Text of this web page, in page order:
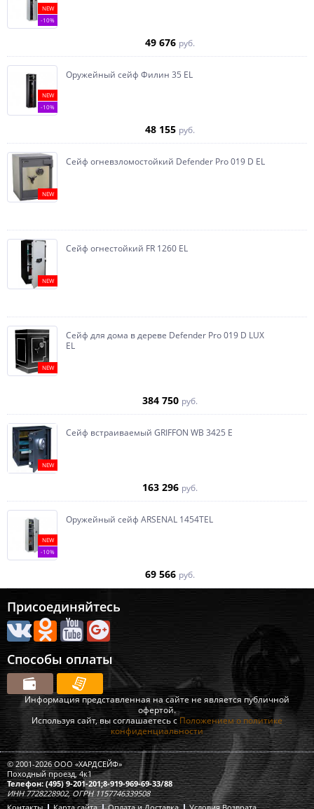
NEW
-10%
49 676 руб.
NEW
-10%
Оружейный сейф Филин 35 EL
48 155 руб.
NEW
Сейф огневзломостойкий Defender Pro 019 D EL
NEW
Сейф огнестойкий FR 1260 EL
NEW
Сейф для дома в дереве Defender Pro 019 D LUX
EL
384 750 руб.
NEW
Сейф встраиваемый GRIFFON WB 3425 E
163 296 руб.
NEW
-10%
Оружейный сейф ARSENAL 1454ТEL
69 566 руб.
Присоединяйтесь
Способы оплаты
Информация представленная на сайте не является публичной
офертой.
Используя сайт, вы соглашаетесь с Положением о политике
конфиденциальности
© 2001-2026 ООО «ХАРДСЕЙФ»
Походный проезд, 4к1
Телефон: (495) 9-201-201;8-919-969-69-33/88
ИНН 7728228902, ОГРН 1157746339508